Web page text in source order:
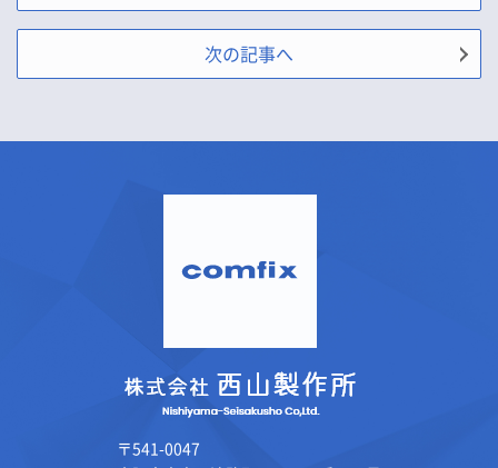
次の記事へ
〒541-0047